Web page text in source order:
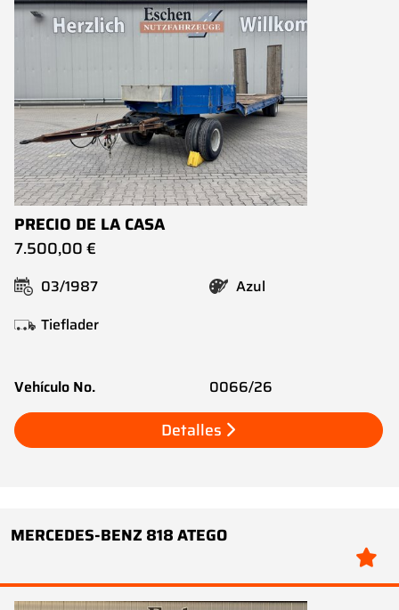
PRECIO DE LA CASA
7.500,00 €
03/1987
Azul
Tieflader
Vehículo No. 0066/26
Detalles
MERCEDES-BENZ 818 ATEGO